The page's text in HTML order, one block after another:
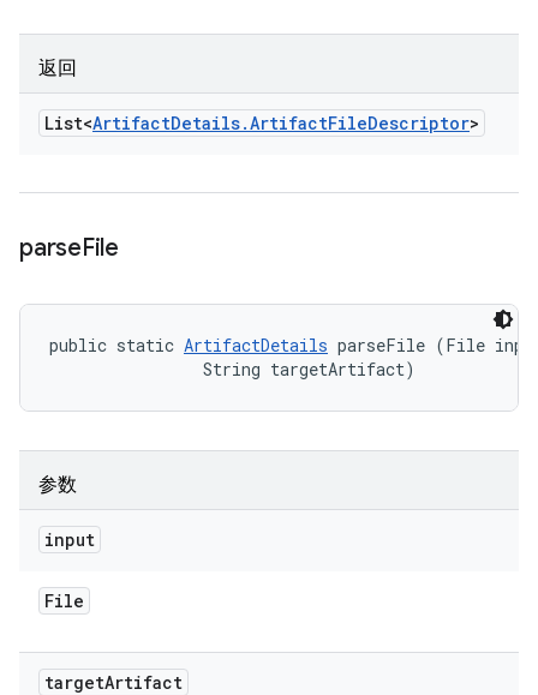
返回
List<ArtifactDetails.ArtifactFileDescriptor>
parseFile
public static ArtifactDetails parseFile (File
                String targetArtifact)
参数
input
File
targetArtifact